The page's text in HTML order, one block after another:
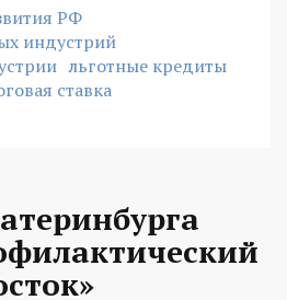
РФ
индустрий
льготные кредиты
ставка